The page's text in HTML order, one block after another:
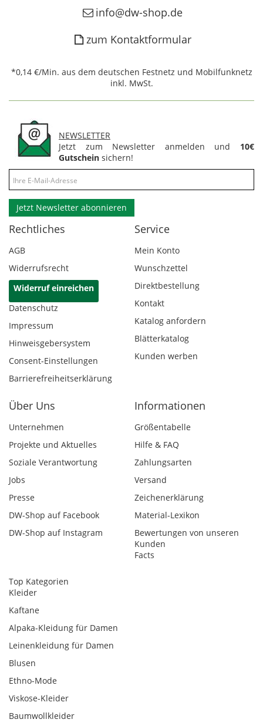
info@dw-shop.de
zum Kontaktformular
*0,14 €/Min. aus dem deutschen Festnetz und Mobilfunknetz
inkl. MwSt.
NEWSLETTER
Jetzt zum Newsletter anmelden und 10€
Gutschein sichern!
Jetzt Newsletter abonnieren
Rechtliches
AGB
Widerrufsrecht
Widerruf einreichen
Datenschutz
Impressum
Hinweisgebersystem
Consent-Einstellungen
Barrierefreiheitserklärung
Service
Mein Konto
Wunschzettel
Direktbestellung
Kontakt
Katalog anfordern
Blätterkatalog
Kunden werben
Über Uns
Unternehmen
Projekte und Aktuelles
Soziale Verantwortung
Jobs
Presse
DW-Shop auf Facebook
DW-Shop auf Instagram
Informationen
Größentabelle
Hilfe & FAQ
Zahlungsarten
Versand
Zeichenerklärung
Material-Lexikon
Bewertungen von unseren
Kunden
Facts
Top Kategorien
Kleider
Kaftane
Alpaka-Kleidung für Damen
Leinenkleidung für Damen
Blusen
Ethno-Mode
Viskose-Kleider
Baumwollkleider